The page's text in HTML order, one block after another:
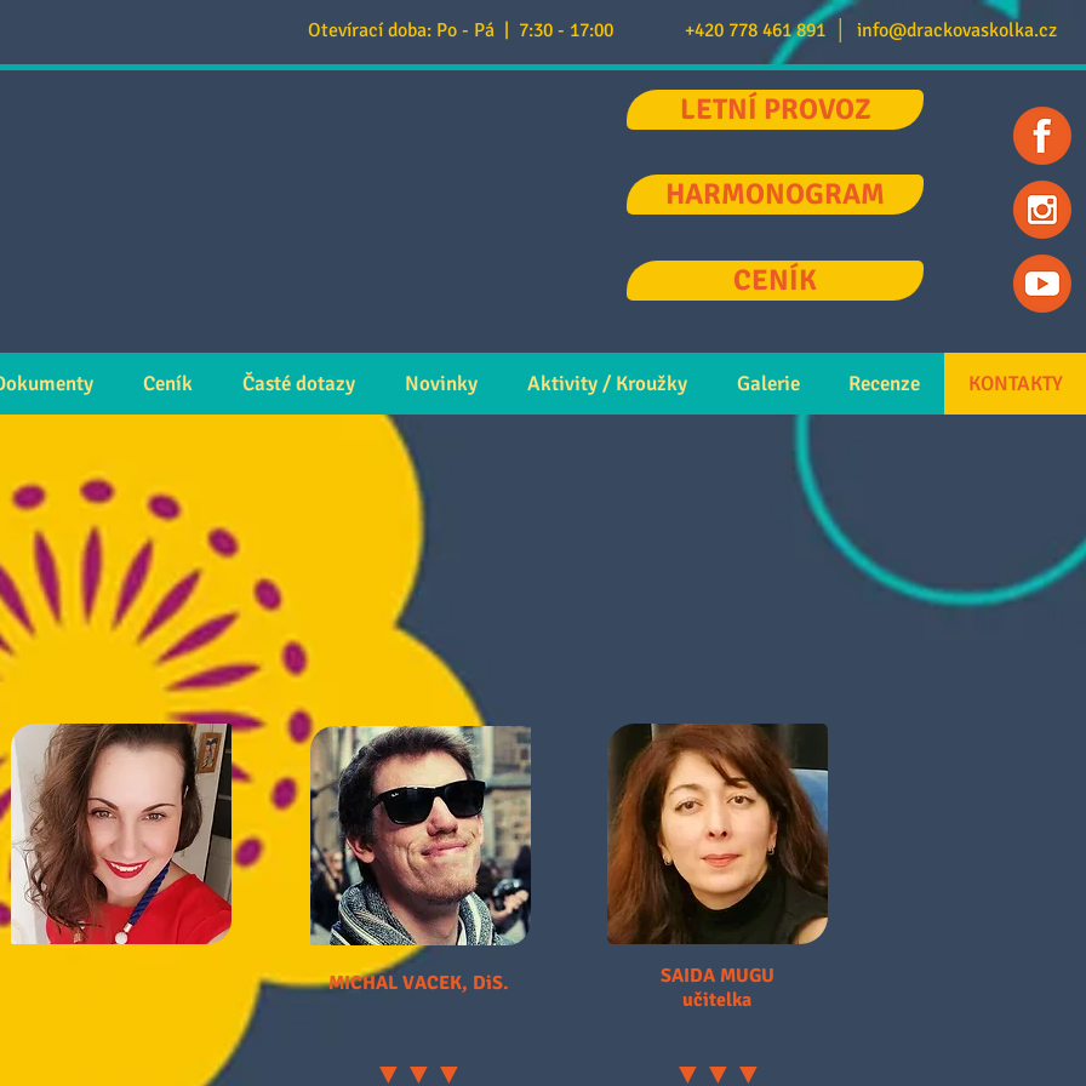
V DRÁČKOVĚ ŠKOLCE
MICHAL VACEK, DiS.
▼▼▼
SAIDA MUGU
učitelka
▼▼▼
LETNÍ PROVOZ
HARMONOGRAM
CENÍK
Ceník Časté dotazy Novinky Aktivity / Kroužky Galerie Recenze KONTAKTY
+420 778 461 891 info@drackovaskolka.cz
Otevírací doba: Po - Pá | 7:30 - 17:00